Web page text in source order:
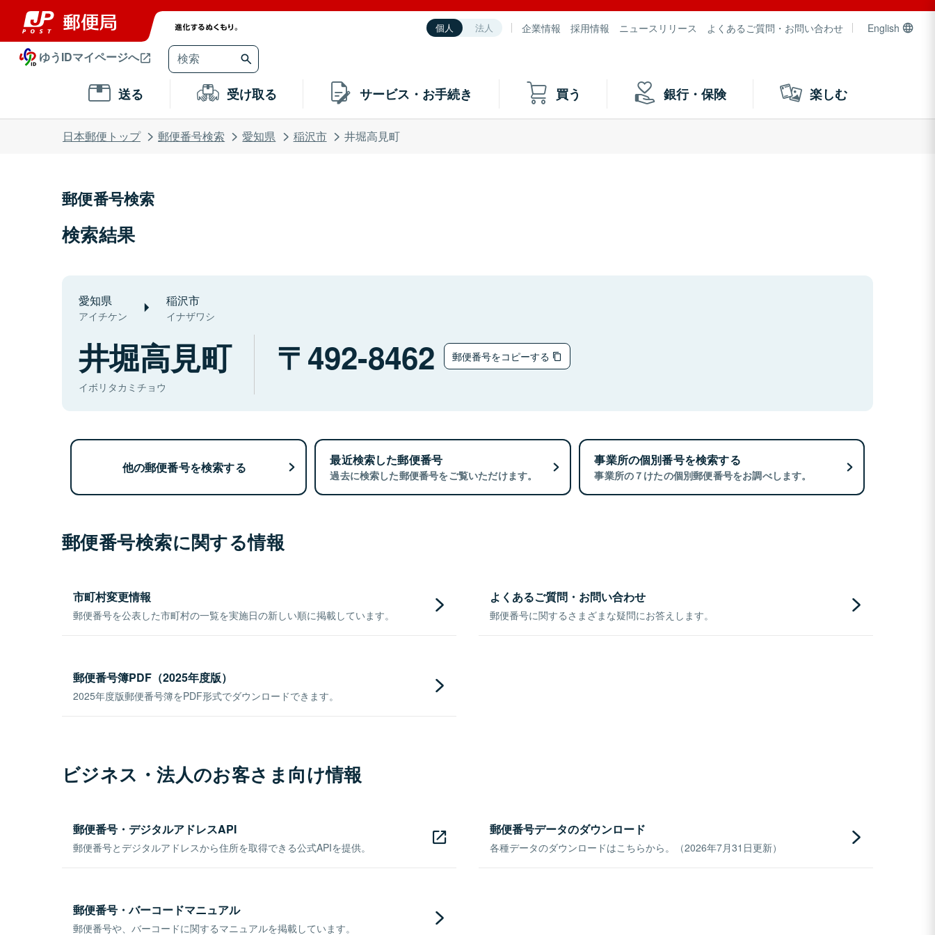
個人 法人 企業情報 採用情報 ニュースリリース よくあるご質問・お問い合わせ English
ゆうIDマイページへ
送る 受け取る サービス・お手続き 買う 銀行・保険 楽しむ
日本郵便トップ 郵便番号検索 愛知県 稲沢市 井堀高見町
郵便番号検索
検索結果
愛知県
アイチケン
稲沢市
イナザワシ
井堀高見町
イボリタカミチョウ
492-8462 郵便番号をコピーする
他の郵便番号を検索する 最近検索した郵便番号
過去に検索した郵便番号をご覧いただけます。
事業所の個別番号を検索する
事業所の７けたの個別郵便番号をお調べします。
郵便番号検索に関する情報
市町村変更情報
郵便番号を公表した市町村の一覧を実施日の新しい順に掲載しています。
よくあるご質問・お問い合わせ
郵便番号に関するさまざまな疑問にお答えします。
郵便番号簿PDF（2025年度版）
2025年度版郵便番号簿をPDF形式でダウンロードできます。
ビジネス・法人のお客さま向け情報
郵便番号・デジタルアドレスAPI
郵便番号とデジタルアドレスから住所を取得できる公式APIを提供。
郵便番号データのダウンロード
各種データのダウンロードはこちらから。（2026年7月31日更新）
郵便番号・バーコードマニュアル
郵便番号や、バーコードに関するマニュアルを掲載しています。